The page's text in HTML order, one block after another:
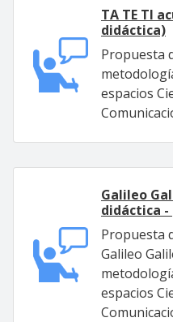
TA TE TI
didáctica)
Propuesta
espacios
Galileo
didáctica
Propuesta
Galileo
espacios